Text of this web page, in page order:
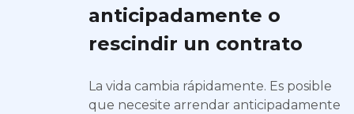
anticipadamente o
rescindir un contrato
La vida cambia rápidamente. Es posible
que necesite arrendar anticipadamente